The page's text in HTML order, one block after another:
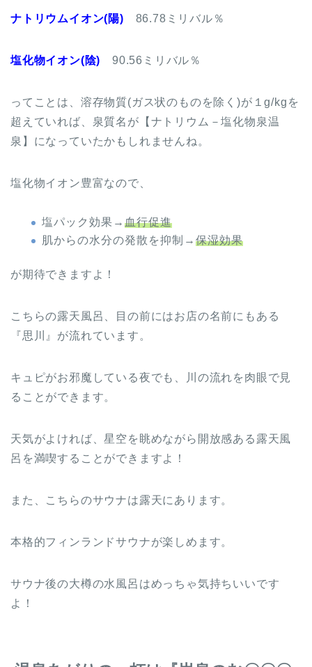
ナトリウムイオン(陽) 86.78ミリバル％
塩化物イオン(陰) 90.56ミリバル％
ってことは、溶存物質(ガス状のものを除く)が１g/kgを
超えていれば、泉質名が【ナトリウム－塩化物泉温
泉】になっていたかもしれませんね。
塩化物イオン豊富なので、
塩パック効果→ 血行促進
肌からの水分の発散を抑制→ 保湿効果
が期待できますよ！
こちらの露天風呂、目の前にはお店の名前にもある
『思川』が流れています。
キュピがお邪魔している夜でも、川の流れを肉眼で見
ることができます。
天気がよければ、星空を眺めながら開放感ある露天風
呂を満喫することができますよ！
また、こちらのサウナは露天にあります。
本格的フィンランドサウナが楽しめます。
サウナ後の大樽の水風呂はめっちゃ気持ちいいです
よ！